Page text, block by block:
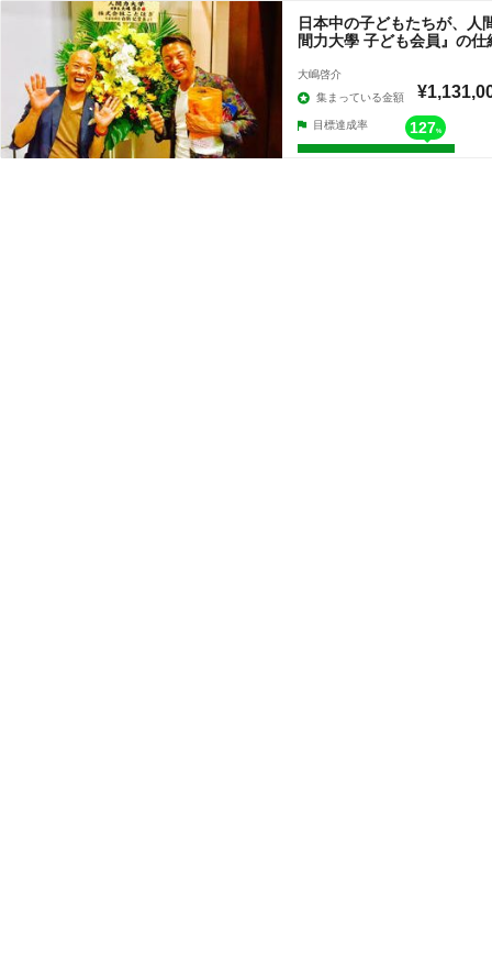
日本中の子どもたちが、人
間力大學 子ども会員』の
大嶋啓介
集まっている金額
目標達成率 127%